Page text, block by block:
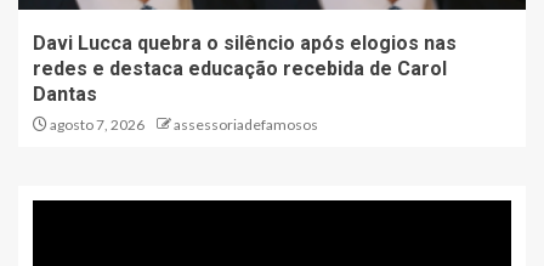
Davi Lucca quebra o silêncio após elogios nas
redes e destaca educação recebida de Carol
Dantas
agosto 7, 2026 assessoriadefamosos